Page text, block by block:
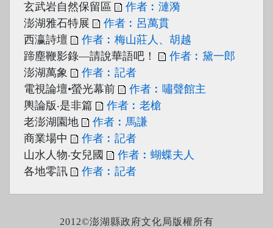
玄武岩自然保留區
作者︰漣漪
澎湖雅石特展
作者︰呂萬貫
西瀛詩壇
作者︰梅山莊人、胡越
蹄塵鞭影錄—請說華語吧！
作者︰黛一郎
澎湖萬象
作者︰記者
電視論壇•螢光幕前
作者︰嘯聲館主
輿論版‧是非篇
作者︰老槍
老澎湖園地
作者︰馬謙
商業場中
作者︰記者
山水人物‧女兒國
作者︰蝴蝶夫人
各地零訊
作者︰記者
2012©澎湖縣政府文化局版權所有